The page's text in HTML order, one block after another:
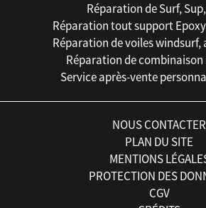
Réparation de Surf,
Réparation tout support
Réparation de voiles windsurf,
Réparation de combinaison
Service après-vente
NOUS CONTACTER
PLAN DU SITE
MENTIONS
PROTECTION DES
CGV